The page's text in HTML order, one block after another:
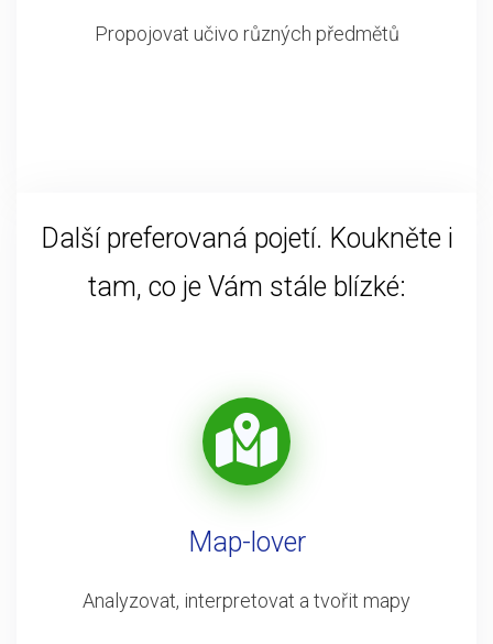
Propojovat učivo různých předmětů
Další preferovaná pojetí. Koukněte i
tam, co je Vám stále blízké:
Map-lover
Analyzovat, interpretovat a tvořit mapy